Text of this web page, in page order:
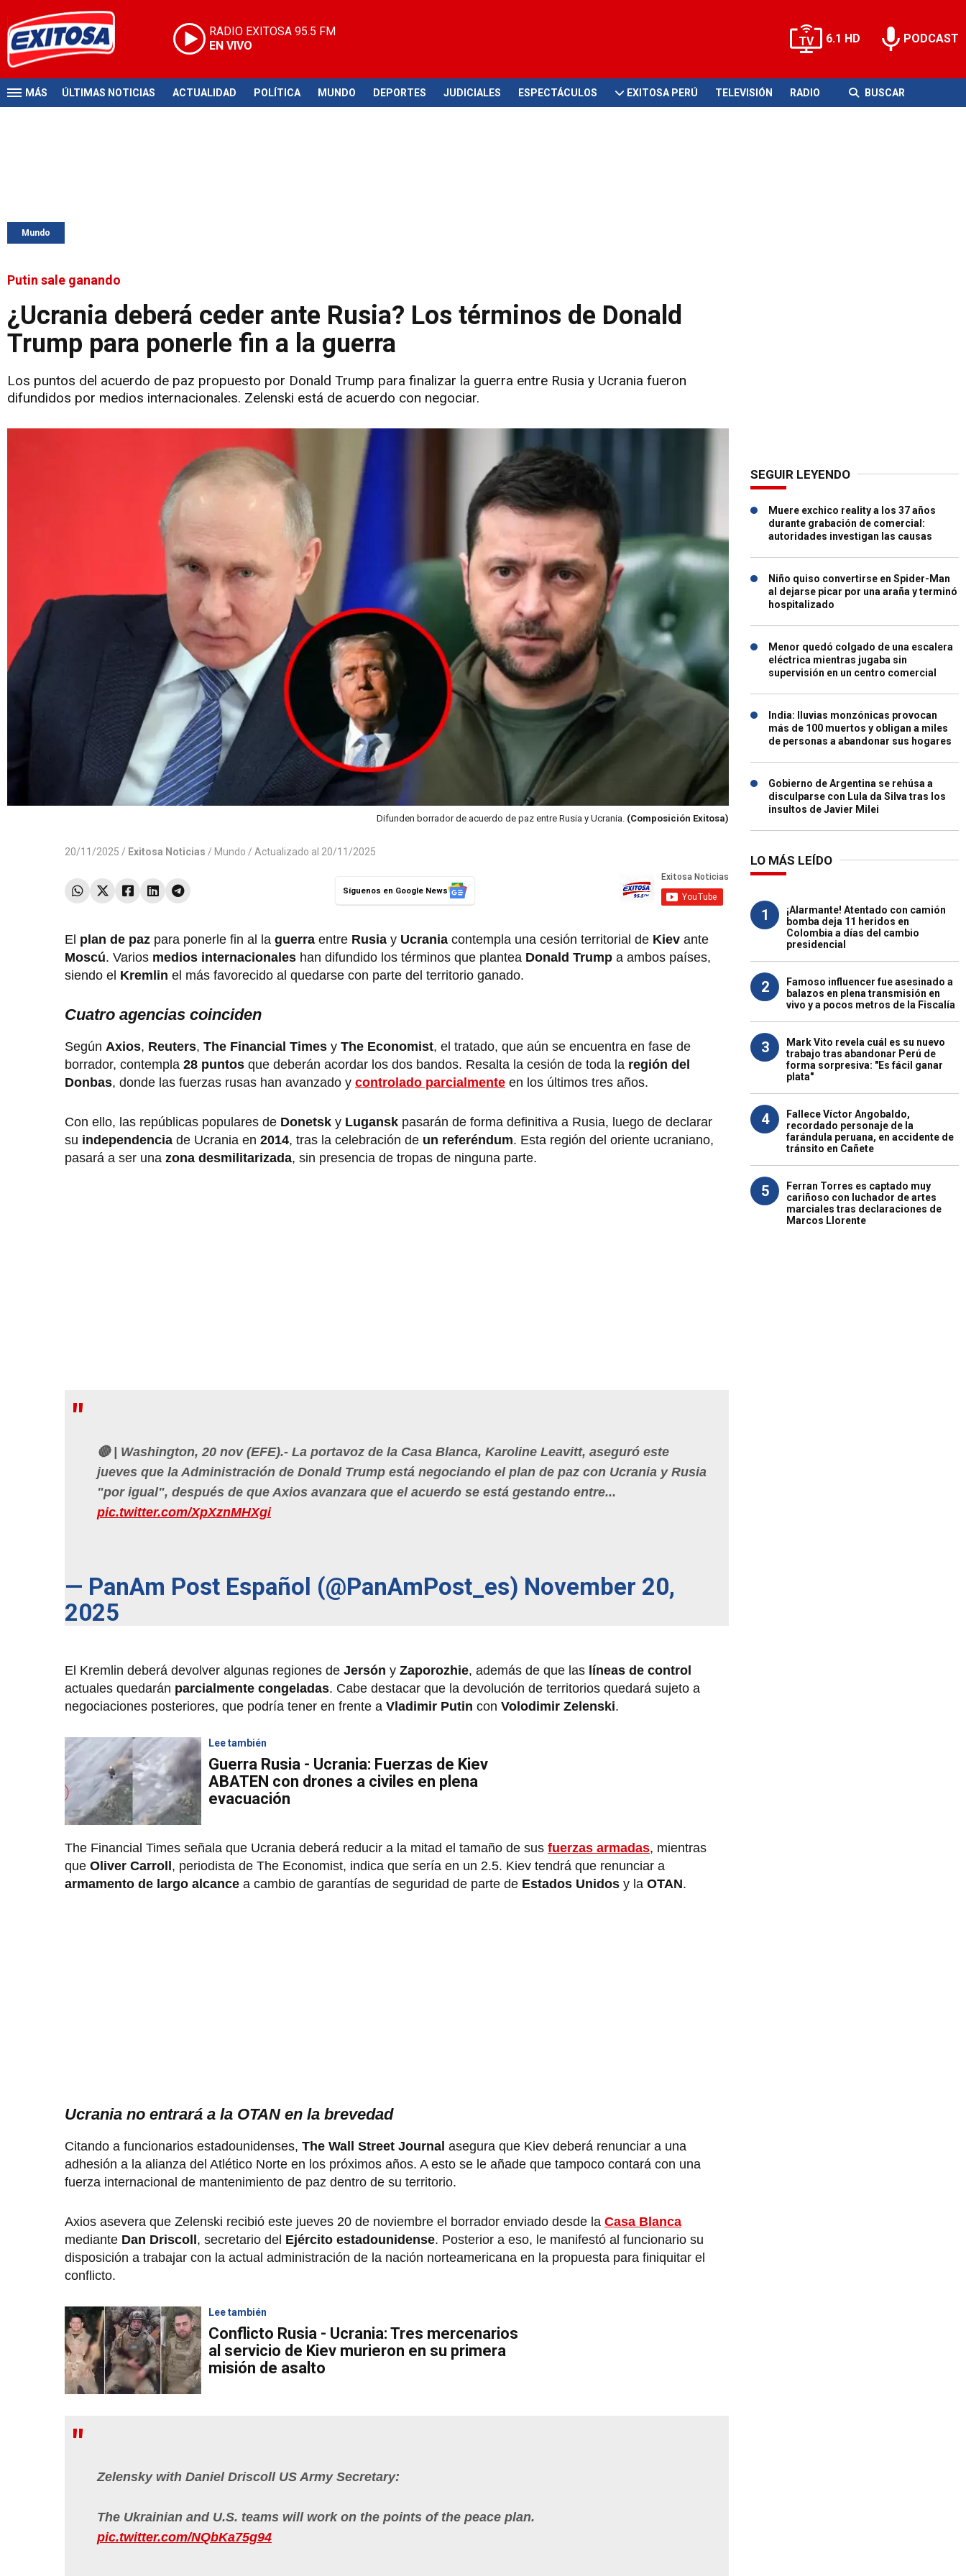
RADIO EXITOSA 95.5 FM
EN VIVO
6.1 HD PODCAST
MÁS ÚLTIMAS NOTICIAS ACTUALIDAD POLÍTICA MUNDO DEPORTES JUDICIALES ESPECTÁCULOS EXITOSA PERÚ TELEVISIÓN RADIO BUSCAR
Mundo
Putin sale ganando
¿Ucrania deberá ceder ante Rusia? Los términos de Donald
Trump para ponerle fin a la guerra
Los puntos del acuerdo de paz propuesto por Donald Trump para finalizar la guerra entre Rusia y Ucrania fueron
difundidos por medios internacionales. Zelenski está de acuerdo con negociar.
Difunden borrador de acuerdo de paz entre Rusia y Ucrania. (Composición Exitosa)
20/11/2025 / Exitosa Noticias / Mundo / Actualizado al 20/11/2025
Síguenos en Google News
El plan de paz para ponerle fin al la guerra entre Rusia y Ucrania contempla una cesión territorial de Kiev ante
Moscú. Varios medios internacionales han difundido los términos que plantea Donald Trump a ambos países,
siendo el Kremlin el más favorecido al quedarse con parte del territorio ganado.
Cuatro agencias coinciden
Según Axios, Reuters, The Financial Times y The Economist, el tratado, que aún se encuentra en fase de
borrador, contempla 28 puntos que deberán acordar los dos bandos. Resalta la cesión de toda la región del
Donbas, donde las fuerzas rusas han avanzado y controlado parcialmente en los últimos tres años.
Con ello, las repúblicas populares de Donetsk y Lugansk pasarán de forma definitiva a Rusia, luego de declarar
su independencia de Ucrania en 2014, tras la celebración de un referéndum. Esta región del oriente ucraniano,
pasará a ser una zona desmilitarizada, sin presencia de tropas de ninguna parte.
🔴 | Washington, 20 nov (EFE).- La portavoz de la Casa Blanca, Karoline Leavitt, aseguró este
jueves que la Administración de Donald Trump está negociando el plan de paz con Ucrania y Rusia
"por igual", después de que Axios avanzara que el acuerdo se está gestando entre...
pic.twitter.com/XpXznMHXgi
— PanAm Post Español (@PanAmPost_es) November 20,
2025
El Kremlin deberá devolver algunas regiones de Jersón y Zaporozhie, además de que las líneas de control
actuales quedarán parcialmente congeladas. Cabe destacar que la devolución de territorios quedará sujeto a
negociaciones posteriores, que podría tener en frente a Vladimir Putin con Volodimir Zelenski.
Lee también
Guerra Rusia - Ucrania: Fuerzas de Kiev
ABATEN con drones a civiles en plena
evacuación
The Financial Times señala que Ucrania deberá reducir a la mitad el tamaño de sus fuerzas armadas, mientras
que Oliver Carroll, periodista de The Economist, indica que sería en un 2.5. Kiev tendrá que renunciar a
armamento de largo alcance a cambio de garantías de seguridad de parte de Estados Unidos y la OTAN.
Ucrania no entrará a la OTAN en la brevedad
Citando a funcionarios estadounidenses, The Wall Street Journal asegura que Kiev deberá renunciar a una
adhesión a la alianza del Atlético Norte en los próximos años. A esto se le añade que tampoco contará con una
fuerza internacional de mantenimiento de paz dentro de su territorio.
Axios asevera que Zelenski recibió este jueves 20 de noviembre el borrador enviado desde la Casa Blanca
mediante Dan Driscoll, secretario del Ejército estadounidense. Posterior a eso, le manifestó al funcionario su
disposición a trabajar con la actual administración de la nación norteamericana en la propuesta para finiquitar el
conflicto.
Lee también
Conflicto Rusia - Ucrania: Tres mercenarios
al servicio de Kiev murieron en su primera
misión de asalto
Zelensky with Daniel Driscoll US Army Secretary:
The Ukrainian and U.S. teams will work on the points of the peace plan.
pic.twitter.com/NQbKa75g94
SEGUIR LEYENDO
Muere exchico reality a los 37 años
durante grabación de comercial:
autoridades investigan las causas
Niño quiso convertirse en Spider-Man
al dejarse picar por una araña y terminó
hospitalizado
Menor quedó colgado de una escalera
eléctrica mientras jugaba sin
supervisión en un centro comercial
India: lluvias monzónicas provocan
más de 100 muertos y obligan a miles
de personas a abandonar sus hogares
Gobierno de Argentina se rehúsa a
disculparse con Lula da Silva tras los
insultos de Javier Milei
LO MÁS LEÍDO
1
¡Alarmante! Atentado con camión
bomba deja 11 heridos en
Colombia a días del cambio
presidencial
2
Famoso influencer fue asesinado a
balazos en plena transmisión en
vivo y a pocos metros de la Fiscalía
3
Mark Vito revela cuál es su nuevo
trabajo tras abandonar Perú de
forma sorpresiva: "Es fácil ganar
plata"
4
Fallece Víctor Angobaldo,
recordado personaje de la
farándula peruana, en accidente de
tránsito en Cañete
5
Ferran Torres es captado muy
cariñoso con luchador de artes
marciales tras declaraciones de
Marcos Llorente